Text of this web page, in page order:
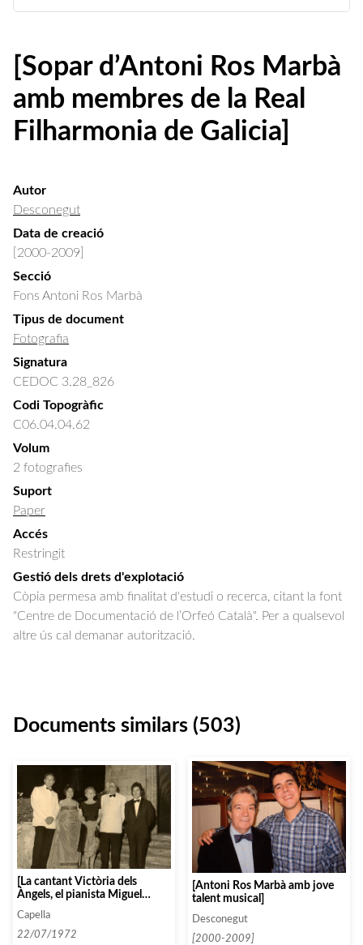
[Sopar d’Antoni Ros Marbà
amb membres de la Real
Filharmonia de Galicia]
Autor
Desconegut
Data de creació
[2000-2009]
Secció
Fons Antoni Ros Marbà
Tipus de document
Fotografia
Signatura
CEDOC 3.28_826
Codi Topogràfic
C06.04.04.62
Volum
2 fotografies
Suport
Paper
Accés
Restringit
Gestió dels drets d'explotació
Còpia permesa amb finalitat d'estudi o recerca, citant la font
"Centre de Documentació de l’Orfeó Català". Per a qualsevol
altre ús cal demanar autorització.
Documents similars (503)
[La cantant Victòria dels
Àngels, el pianista Miguel
Zanetti i Ros Marbà posant
amb altres personalitats en el
marc del XVII Festival de Senya
Capella
22/07/1972
[Antoni Ros Marbà amb jove
talent musical]
Desconegut
[2000-2009]